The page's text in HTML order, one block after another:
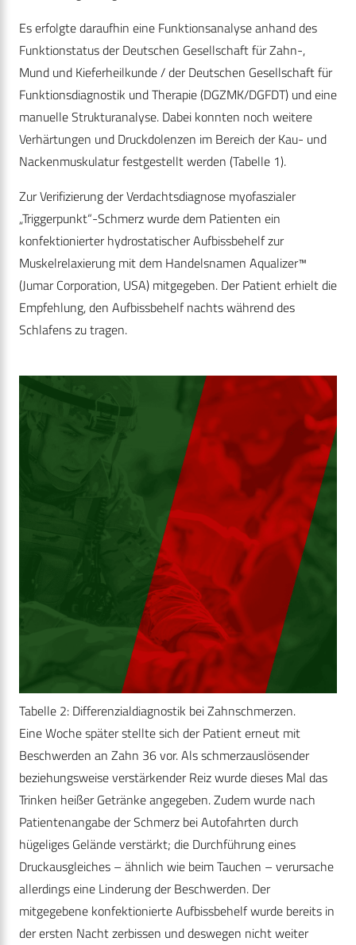
Es erfolgte daraufhin eine Funktionsanalyse anhand des
Funktionstatus der Deutschen Gesellschaft für Zahn-,
Mund und Kieferheilkunde / der Deutschen Gesellschaft für
Funktionsdiagnostik und Therapie (DGZMK/DGFDT) und eine
manuelle Strukturanalyse. Dabei konnten noch weitere
Verhärtungen und Druckdolenzen im Bereich der Kau- und
Nackenmuskulatur festgestellt werden (Tabelle 1).
Zur Verifizierung der Verdachtsdiagnose myofaszialer
„Triggerpunkt“-Schmerz wurde dem Patienten ein
konfektionierter hydrostatischer Aufbissbehelf zur
Muskelrelaxierung mit dem Handelsnamen Aqualizer™
(Jumar Corporation, USA) mitgegeben. Der Patient erhielt die
Empfehlung, den Aufbissbehelf nachts während des
Schlafens zu tragen.
Tabelle 2: Differenzialdiagnostik bei Zahnschmerzen.
Eine Woche später stellte sich der Patient erneut mit
Beschwerden an Zahn 36 vor. Als schmerzauslösender
beziehungsweise verstärkender Reiz wurde dieses Mal das
Trinken heißer Getränke angegeben. Zudem wurde nach
Patientenangabe der Schmerz bei Autofahrten durch
hügeliges Gelände verstärkt; die Durchführung eines
Druckausgleiches – ähnlich wie beim Tauchen – verursache
allerdings eine Linderung der Beschwerden. Der
mitgegebene konfektionierte Aufbissbehelf wurde bereits in
der ersten Nacht zerbissen und deswegen nicht weiter